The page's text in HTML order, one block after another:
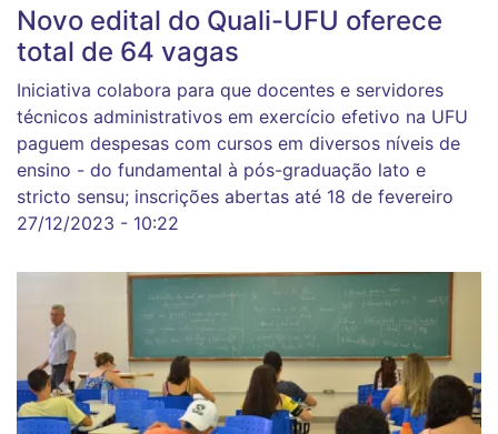
Novo edital do Quali-UFU oferece
total de 64 vagas
Iniciativa colabora para que docentes e servidores
técnicos administrativos em exercício efetivo na UFU
paguem despesas com cursos em diversos níveis de
ensino - do fundamental à pós-graduação lato e
stricto sensu; inscrições abertas até 18 de fevereiro
27/12/2023 - 10:22